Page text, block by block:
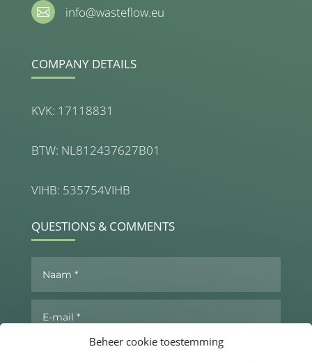
Beheer cookie toestemming
 info@wasteflow.eu
COMPANY DETAILS
KVK: 17118831
BTW: NL812437627B01
VIHB: 535754VIHB
QUESTIONS & COMMENTS